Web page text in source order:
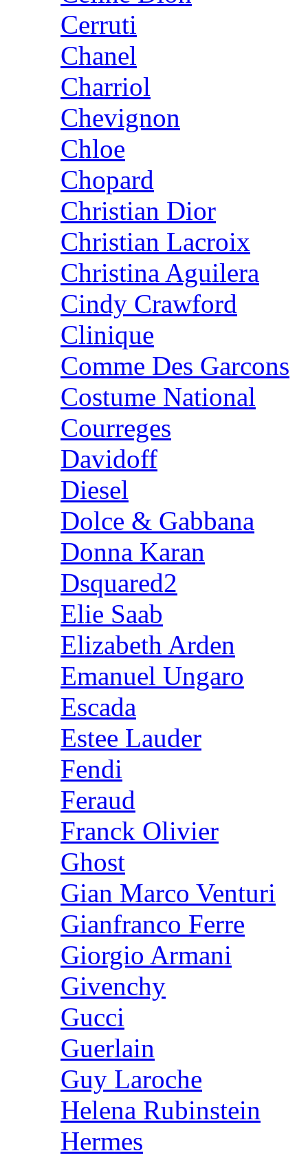
Cerruti
Chanel
Charriol
Chevignon
Chloe
Chopard
Christian Dior
Christian Lacroix
Christina Aguilera
Cindy Crawford
Clinique
Comme Des Garcons
Costume National
Courreges
Davidoff
Diesel
Dolce & Gabbana
Donna Karan
Dsquared2
Elie Saab
Elizabeth Arden
Emanuel Ungaro
Escada
Estee Lauder
Fendi
Feraud
Franck Olivier
Ghost
Gian Marco Venturi
Gianfranco Ferre
Giorgio Armani
Givenchy
Gucci
Guerlain
Guy Laroche
Helena Rubinstein
Hermes